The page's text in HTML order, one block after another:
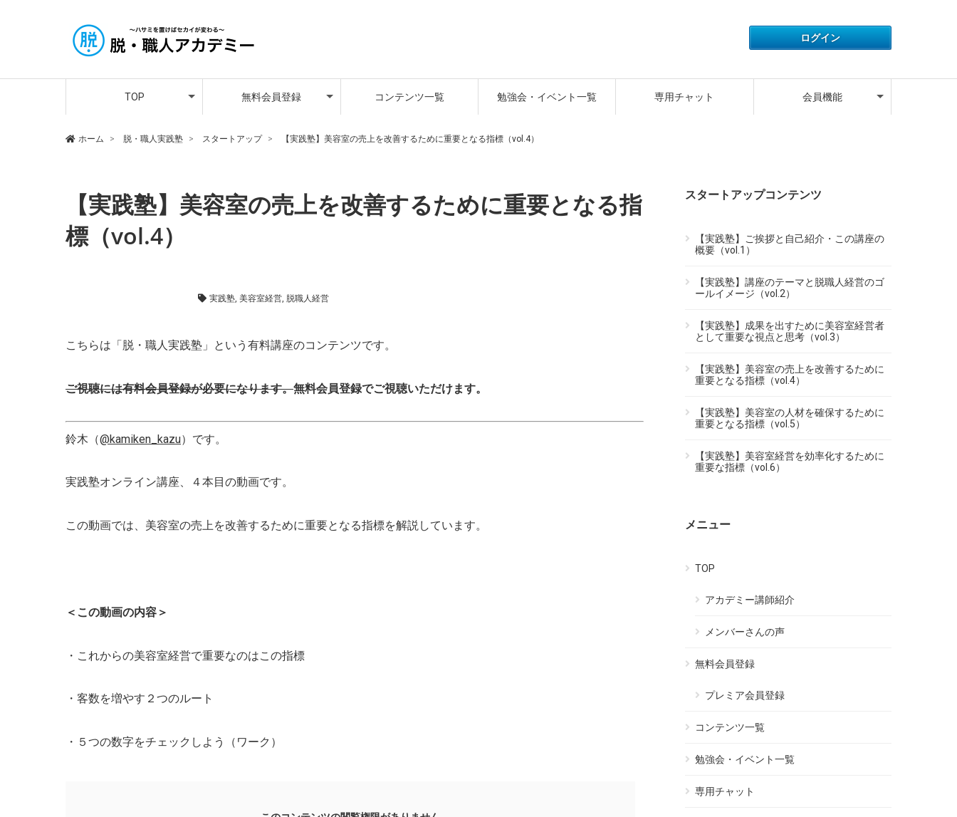
TOP
アカデミー講師紹介
メンバーさんの声
無料会員登録
プレミア会員登録
コンテンツ一覧 勉強会・イベント一覧 専用チャット 会員機能
ホーム 脱・職人実践塾 スタートアップ 【実践塾】美容室の売上を改善するために重要となる指標（vol.4）
【実践塾】美容室の売上を改善するために重要となる指
標（vol.4）
実践塾, 美容室経営, 脱職人経営
こちらは「脱・職人実践塾」という有料講座のコンテンツです。
ご視聴には有料会員登録が必要になります。無料会員登録でご視聴いただけます。
鈴木（@kamiken_kazu）です。
実践塾オンライン講座、４本目の動画です。
この動画では、美容室の売上を改善するために重要となる指標を解説しています。
＜この動画の内容＞
・これからの美容室経営で重要なのはこの指標
・客数を増やす２つのルート
・５つの数字をチェックしよう（ワーク）
スタートアップコンテンツ
【実践塾】ご挨拶と自己紹介・この講座の
概要（vol.1）
【実践塾】講座のテーマと脱職人経営のゴ
ールイメージ（vol.2）
【実践塾】成果を出すために美容室経営者
として重要な視点と思考（vol.3）
【実践塾】美容室の売上を改善するために
重要となる指標（vol.4）
【実践塾】美容室の人材を確保するために
重要となる指標（vol.5）
【実践塾】美容室経営を効率化するために
重要な指標（vol.6）
メニュー
TOP
アカデミー講師紹介
メンバーさんの声
無料会員登録
プレミア会員登録
コンテンツ一覧
勉強会・イベント一覧
専用チャット